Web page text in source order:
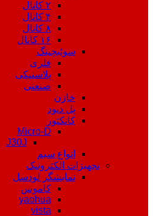
۲ کانال
۴ کانال
۸ کانال
۱۶ کانال
سوئیچینگ
فلزی
پلاستیکی
صنعتی
خازن
پل دیود
کانکتور
Micro-D
J30J
انواع سیم
تجهیزات الکترونیک
نمایشگر لودسل
کاموس
yaohua
vista